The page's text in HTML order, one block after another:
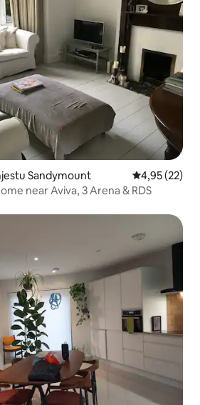
Sandymount prosječna
4,95 (22)
near Aviva, 3 Arena & RDS